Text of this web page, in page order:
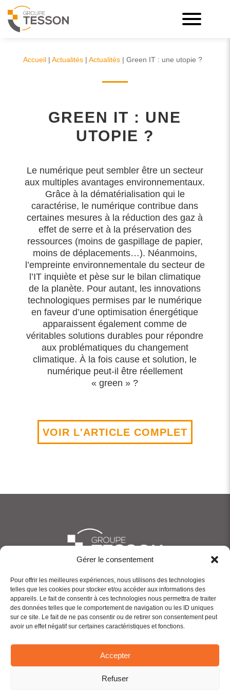
Gérer le consentement
Pour offrir les meilleures expériences, nous utilisons des technologies
telles que les cookies pour stocker et/ou accéder aux informations des
appareils. Le fait de consentir à ces technologies nous permettra de traiter
des données telles que le comportement de navigation ou les ID uniques
sur ce site. Le fait de ne pas consentir ou de retirer son consentement peut
avoir un effet négatif sur certaines caractéristiques et fonctions.
Accepter
Refuser
Accueil| Actualités| Actualités| Green IT : une utopie ?
GREEN IT : UNE
UTOPIE ?
Le numérique peut sembler être un secteur
aux multiples avantages environnementaux.
Grâce à la dématérialisation qui le
caractérise, le numérique contribue dans
certaines mesures à la réduction des gaz à
effet de serre et à la préservation des
ressources (moins de gaspillage de papier,
moins de déplacements…). Néanmoins,
l’empreinte environnementale du secteur de
l’IT inquiète et pèse sur le bilan climatique
de la planète. Pour autant, les innovations
technologiques permises par le numérique
en faveur d’une optimisation énergétique
apparaissent également comme de
véritables solutions durables pour répondre
aux problématiques du changement
climatique. À la fois cause et solution, le
numérique peut-il être réellement
« green » ?
VOIR L'ARTICLE COMPLET
LE GROUPE
NOS ACTIVITÉS
ACTUALITÉS